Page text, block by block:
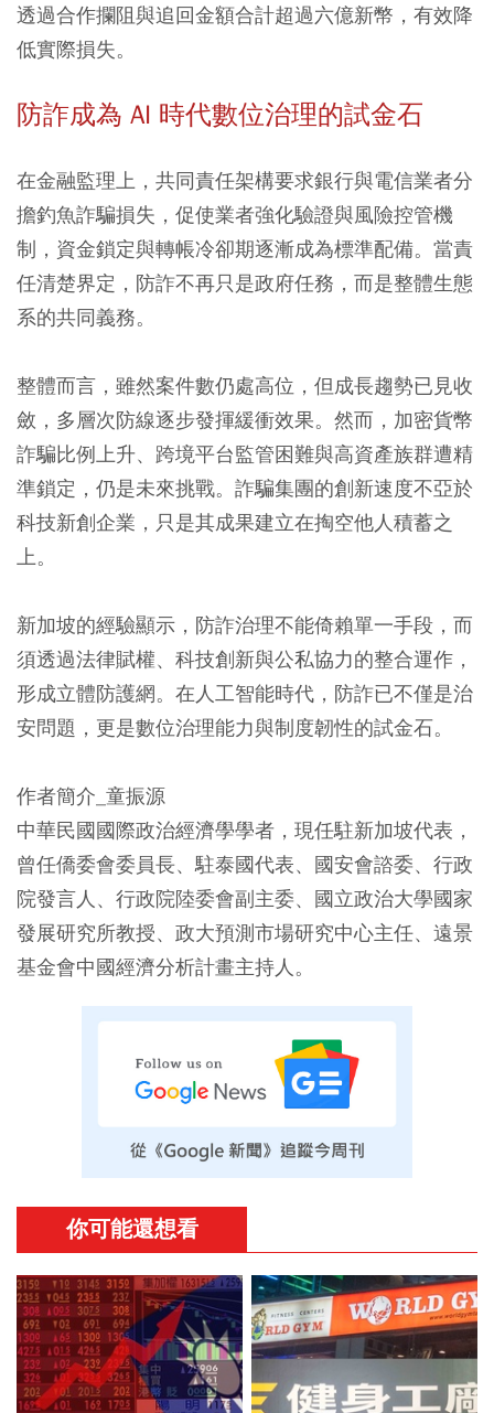
透過合作攔阻與追回金額合計超過六億新幣，有效降
低實際損失。
防詐成為 AI 時代數位治理的試金石
在金融監理上，共同責任架構要求銀行與電信業者分
擔釣魚詐騙損失，促使業者強化驗證與風險控管機
制，資金鎖定與轉帳冷卻期逐漸成為標準配備。當責
任清楚界定，防詐不再只是政府任務，而是整體生態
系的共同義務。
整體而言，雖然案件數仍處高位，但成長趨勢已見收
斂，多層次防線逐步發揮緩衝效果。然而，加密貨幣
詐騙比例上升、跨境平台監管困難與高資產族群遭精
準鎖定，仍是未來挑戰。詐騙集團的創新速度不亞於
科技新創企業，只是其成果建立在掏空他人積蓄之
上。
新加坡的經驗顯示，防詐治理不能倚賴單一手段，而
須透過法律賦權、科技創新與公私協力的整合運作，
形成立體防護網。在人工智能時代，防詐已不僅是治
安問題，更是數位治理能力與制度韌性的試金石。
作者簡介_童振源
中華民國國際政治經濟學學者，現任駐新加坡代表，
曾任僑委會委員長、駐泰國代表、國安會諮委、行政
院發言人、行政院陸委會副主委、國立政治大學國家
發展研究所教授、政大預測市場研究中心主任、遠景
基金會中國經濟分析計畫主持人。